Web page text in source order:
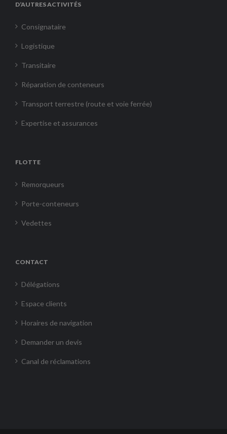
D’AUTRES ACTIVITÉS
Consignataire
Logistique
Transitaire
Réparation de conteneurs
Transport terrestre (route et voie ferrée)
Expertise et assurances
FLOTTE
Remorqueurs
Porte-conteneurs
Vedettes
CONTACT
Délégations
Espace clients
Horaires de navigation
Demander un devis
Canal de réclamations